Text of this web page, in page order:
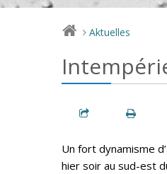
> Aktuelles
Un fort dynamisme
hier soir au sud-est